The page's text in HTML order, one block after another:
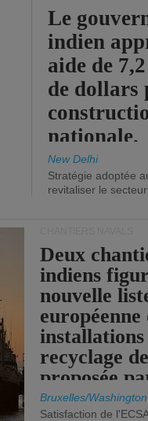
Le
indien
aide de
de dollars
nationale.
New Delhi
Stratégie adoptée
revitaliser le secteur
Deux
indiens
nouvelle
européenne
installations
recyclage
proposée
Bruxelles/Washington
Satisfaction de